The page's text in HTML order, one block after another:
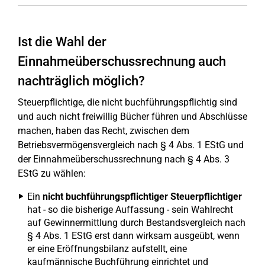
Ist die Wahl der
Einnahmeüberschussrechnung auch
nachträglich möglich?
Steuerpflichtige, die nicht buchführungspflichtig sind
und auch nicht freiwillig Bücher führen und Abschlüsse
machen, haben das Recht, zwischen dem
Betriebsvermögensvergleich nach § 4 Abs. 1 EStG und
der Einnahmeüberschussrechnung nach § 4 Abs. 3
EStG zu wählen:
Ein nicht buchführungspflichtiger Steuerpflichtiger
hat - so die bisherige Auffassung - sein Wahlrecht
auf Gewinnermittlung durch Bestandsvergleich nach
§ 4 Abs. 1 EStG erst dann wirksam ausgeübt, wenn
er eine Eröffnungsbilanz aufstellt, eine
kaufmännische Buchführung einrichtet und